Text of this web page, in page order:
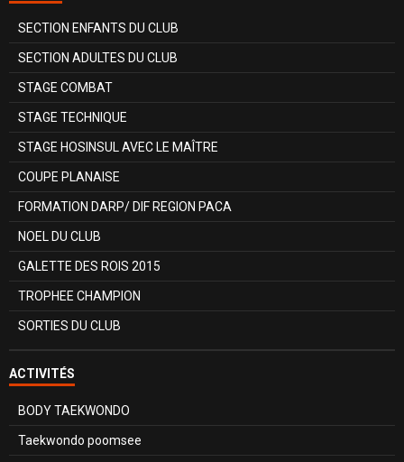
SECTION ENFANTS DU CLUB
SECTION ADULTES DU CLUB
STAGE COMBAT
STAGE TECHNIQUE
STAGE HOSINSUL AVEC LE MAÎTRE
COUPE PLANAISE
FORMATION DARP/ DIF REGION PACA
NOEL DU CLUB
GALETTE DES ROIS 2015
TROPHEE CHAMPION
SORTIES DU CLUB
ACTIVITÉS
BODY TAEKWONDO
Taekwondo poomsee